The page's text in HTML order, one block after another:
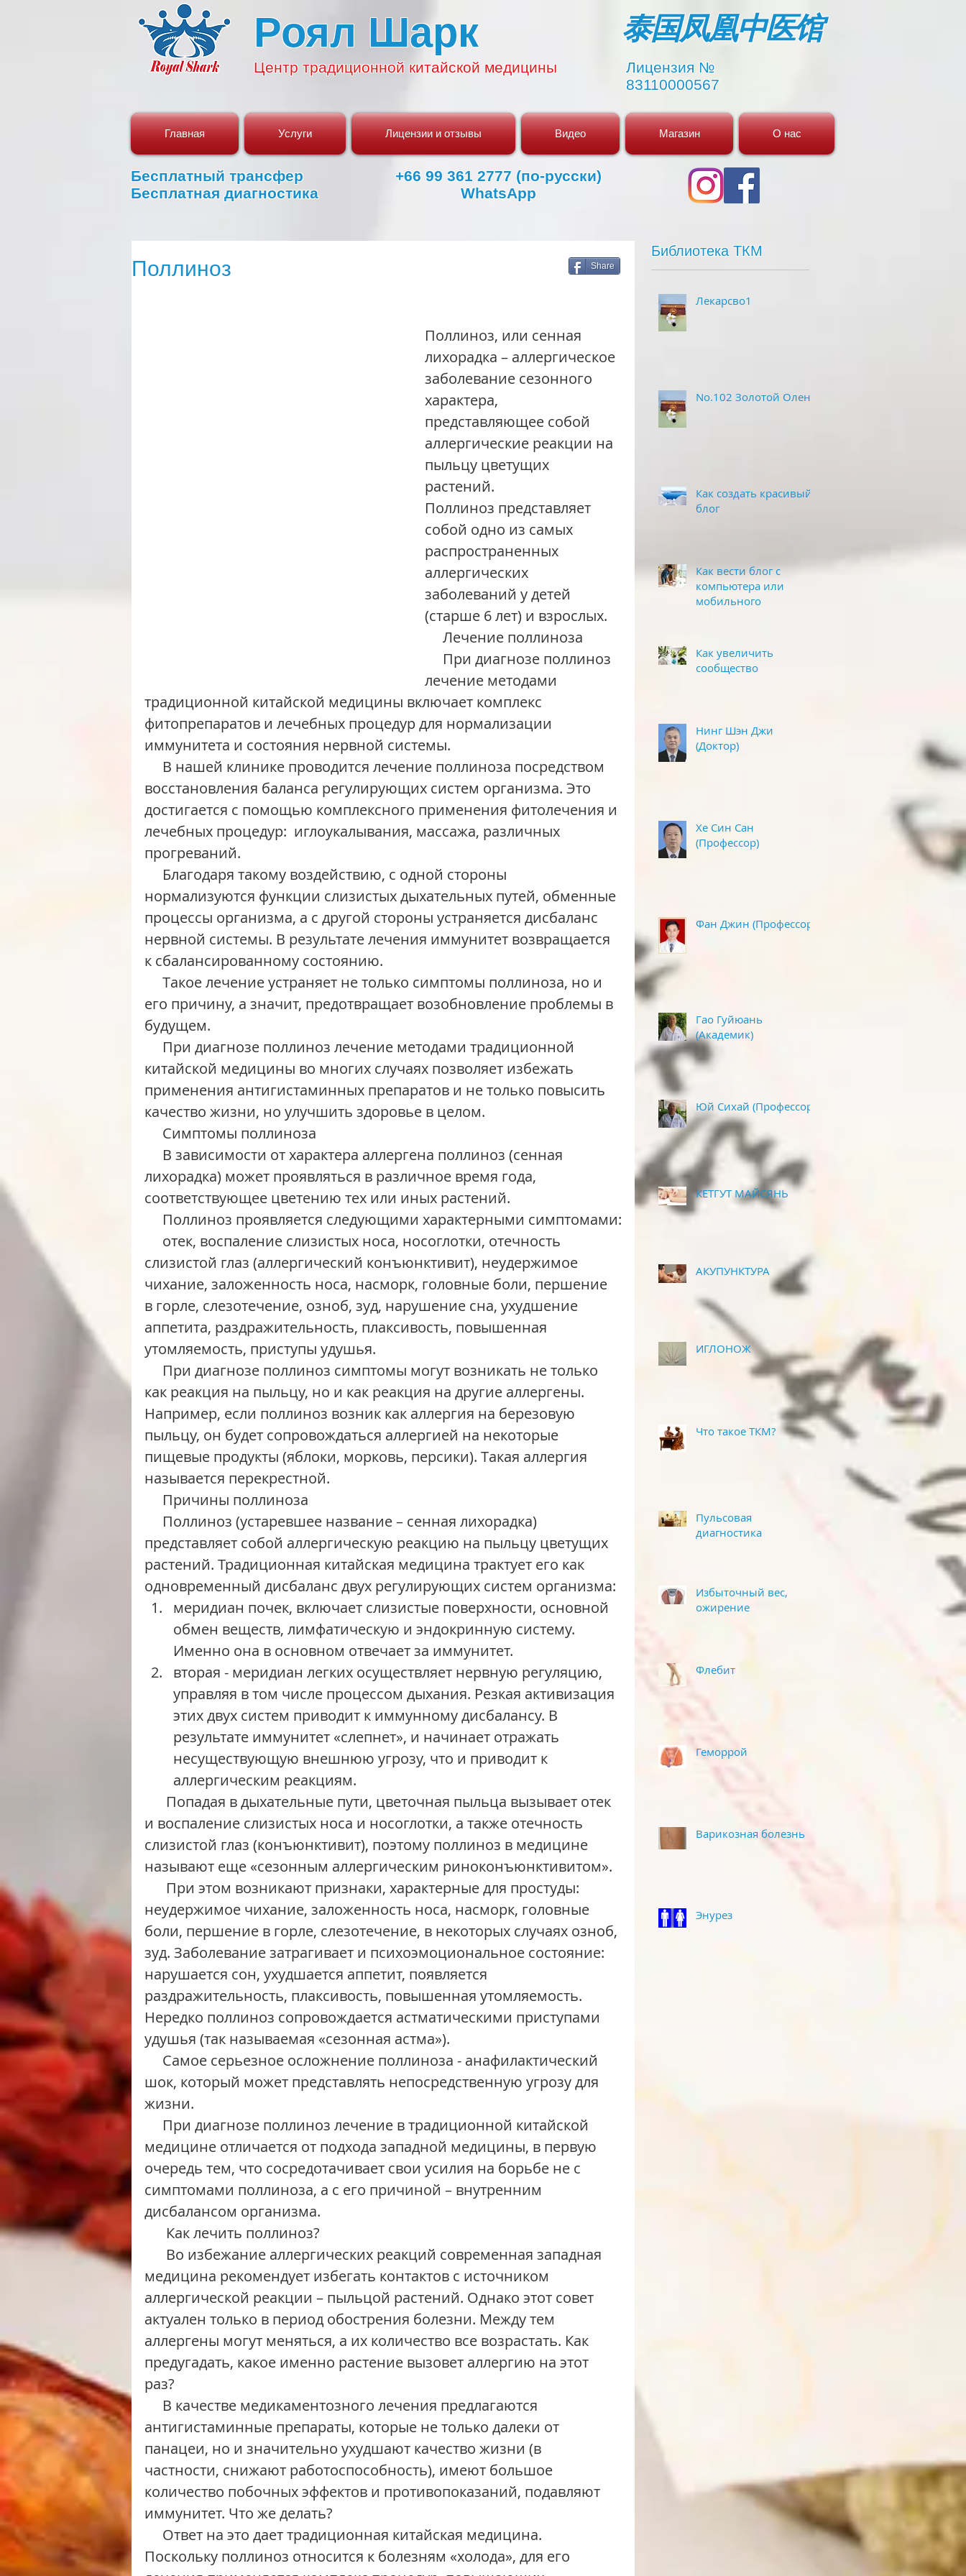
Роял Шарк
Центртрадиционной китайской медицины
​泰国凤凰中医馆
Лицензия №
83110000567
Главная Услуги Лицензии и отзывы Видео Магазин О нас
Бесплатный трансфер
Бесплатная диагностика
+66 99 361 2777 (по-русски)
WhatsApp
Поллиноз
Поллиноз, или сенная
лихорадка – аллергическое
заболевание сезонного
характера,
представляющее собой
аллергические реакции на
пыльцу цветущих
растений.
Поллиноз представляет
собой одно из самых
распространенных
аллергических
заболеваний у детей
(старше 6 лет) и взрослых.
     Лечение поллиноза
лечение методами
традиционной китайской медицины включает комплекс
фитопрепаратов и лечебных процедур для нормализации
иммунитета и состояния нервной системы.
восстановления баланса регулирующих систем организма. Это
достигается с помощью комплексного применения фитолечения и
лечебных процедур:  иглоукалывания, массажа, различных
прогреваний.
нормализуются функции слизистых дыхательных путей, обменные
процессы организма, а с другой стороны устраняется дисбаланс
нервной системы. В результате лечения иммунитет возвращается
к сбалансированному состоянию.
его причину, а значит, предотвращает возобновление проблемы в
будущем.
китайской медицины во многих случаях позволяет избежать
применения антигистаминных препаратов и не только повысить
качество жизни, но улучшить здоровье в целом.
     Симптомы поллиноза
лихорадка) может проявляться в различное время года,
соответствующее цветению тех или иных растений.
     Поллиноз проявляется следующими характерными симптомами:
слизистой глаз (аллергический конъюнктивит), неудержимое
чихание, заложенность носа, насморк, головные боли, першение
в горле, слезотечение, озноб, зуд, нарушение сна, ухудшение
аппетита, раздражительность, плаксивость, повышенная
утомляемость, приступы удушья.
как реакция на пыльцу, но и как реакция на другие аллергены.
Например, если поллиноз возник как аллергия на березовую
пыльцу, он будет сопровождаться аллергией на некоторые
пищевые продукты (яблоки, морковь, персики). Такая аллергия
называется перекрестной.
     Причины поллиноза
представляет собой аллергическую реакцию на пыльцу цветущих
растений. Традиционная китайская медицина трактует его как
одновременный дисбаланс двух регулирующих систем организма:
меридиан почек, включает слизистые поверхности, основной
обмен веществ, лимфатическую и эндокринную систему.
Именно она в основном отвечает за иммунитет.
вторая - меридиан легких осуществляет нервную регуляцию,
управляя в том числе процессом дыхания. Резкая активизация
этих двух систем приводит к иммунному дисбалансу. В
результате иммунитет «слепнет», и начинает отражать
несуществующую внешнюю угрозу, что и приводит к
аллергическим реакциям.
и воспаление слизистых носа и носоглотки, а также отечность
слизистой глаз (конъюнктивит), поэтому поллиноз в медицине
называют еще «сезонным аллергическим риноконъюнктивитом».
неудержимое чихание, заложенность носа, насморк, головные
боли, першение в горле, слезотечение, в некоторых случаях озноб,
зуд. Заболевание затрагивает и психоэмоциональное состояние:
нарушается сон, ухудшается аппетит, появляется
раздражительность, плаксивость, повышенная утомляемость.
Нередко поллиноз сопровождается астматическими приступами
удушья (так называемая «сезонная астма»).
шок, который может представлять непосредственную угрозу для
жизни.
медицине отличается от подхода западной медицины, в первую
очередь тем, что сосредотачивает свои усилия на борьбе не с
симптомами поллиноза, а с его причиной – внутренним
дисбалансом организма.
      Как лечить поллиноз?
медицина рекомендует избегать контактов с источником
аллергической реакции – пыльцой растений. Однако этот совет
актуален только в период обострения болезни. Между тем
аллергены могут меняться, а их количество все возрастать. Как
предугадать, какое именно растение вызовет аллергию на этот
раз?
антигистаминные препараты, которые не только далеки от
панацеи, но и значительно ухудшают качество жизни (в
частности, снижают работоспособность), имеют большое
количество побочных эффектов и противопоказаний, подавляют
иммунитет. Что же делать?
Поскольку поллиноз относится к болезням «холода», для его
Share
Библиотека ТКМ
Лекарсво1
No.102 Золотой Олень
Как создать красивый
блог
Как вести блог с
компьютера или
мобильного
Как увеличить
сообщество
Нинг Шэн Джи
(Доктор)
Хе Син Сан
(Профессор)
Фан Джин (Профессор )
Гао Гуйюань
(Академик)
Юй Сихай (Профессор)
КЕТГУТ МАЙСЯНЬ
АКУПУНКТУРА
ИГЛОНОЖ
Что такое ТКМ?
Пульсовая
диагностика
Избыточный вес,
ожирение
Флебит
Геморрой
Варикозная болезнь
Энурез